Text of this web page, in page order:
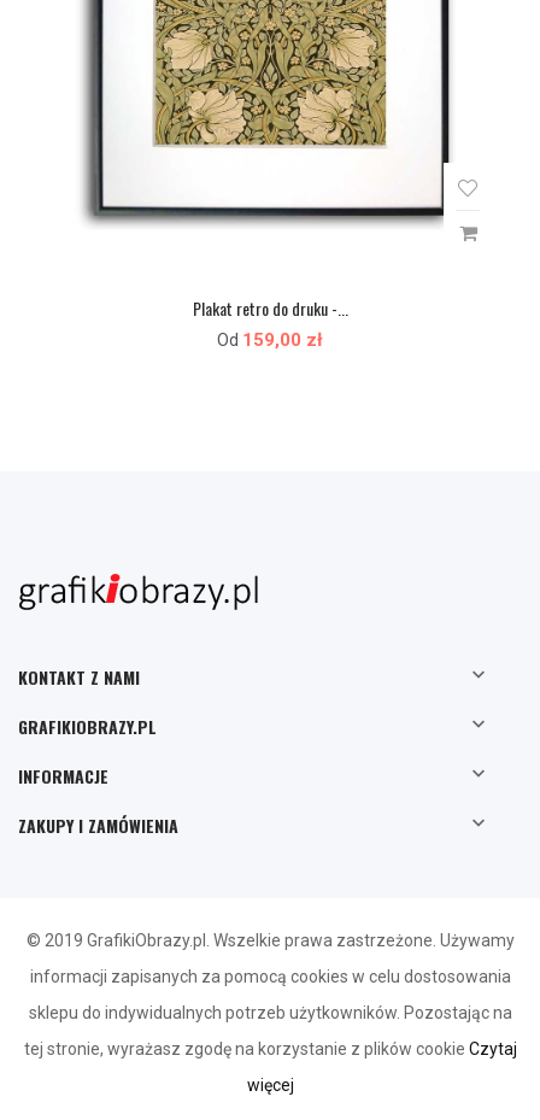
Plakat retro do druku -...
Od 159,00 zł
KONTAKT Z NAMI 
GRAFIKIOBRAZY.PL 
INFORMACJE 
ZAKUPY I ZAMÓWIENIA 
© 2019 GrafikiObrazy.pl. Wszelkie prawa zastrzeżone. Używamy
informacji zapisanych za pomocą cookies w celu dostosowania
sklepu do indywidualnych potrzeb użytkowników. Pozostając na
tej stronie, wyrażasz zgodę na korzystanie z plików cookie Czytaj
więcej